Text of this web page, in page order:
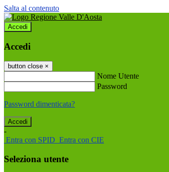
Salta al contenuto
Accedi
Accedi
button close ×
Nome Utente
Password
Password dimenticata?
-
Entra con SPID Entra con CIE
Seleziona utente